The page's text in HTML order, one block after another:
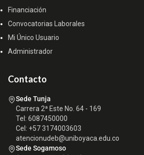
Financiación
Convocatorias Laborales
Mi Único Usuario
Administrador
Contacto
Sede Tunja
Carrera 2ª Este No. 64 - 169
Tel: 6087450000
Cel: +57 3174003603
atencionudeb@uniboyaca.edu.co
Sede Sogamoso